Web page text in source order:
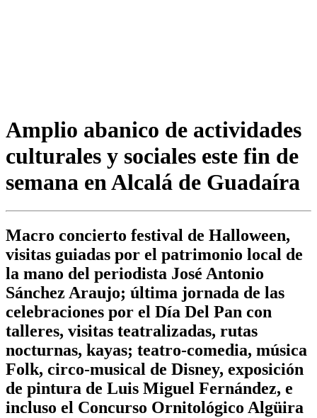
Amplio abanico de actividades
culturales y sociales este fin de
semana en Alcalá de Guadaíra
Macro concierto festival de Halloween,
visitas guiadas por el patrimonio local de
la mano del periodista José Antonio
Sánchez Araujo; última jornada de las
celebraciones por el Día Del Pan con
talleres, visitas teatralizadas, rutas
nocturnas, kayas; teatro-comedia, música
Folk, circo-musical de Disney, exposición
de pintura de Luis Miguel Fernández, e
incluso el Concurso Ornitológico Algüira